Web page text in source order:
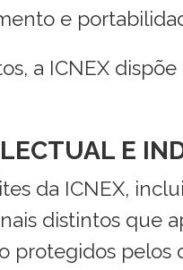
e
a ICNEX
E
da ICNEX,
distintos que
protegidos